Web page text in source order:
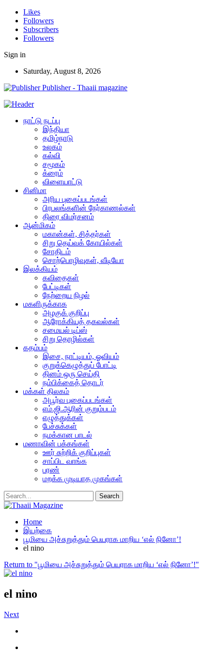
Likes
Followers
Subscribers
Followers
Sign in
Saturday, August 8, 2026
Publisher - Thaaii magazine
நாட்டு நடப்பு
இந்தியா
தமிழ்நாடு
உலகம்
கல்வி
சமூகம்
க்ரைம்
விளையாட்டு
சினிமா
அரிய புகைப்படங்கள்
பிரபலங்களின் நேர்காணல்கள்
திரை விமர்சனம்
ஆன்மிகம்
மகான்கள், சித்தர்கள்
சிறு தெய்வக் கோயில்கள்
சோதிடம்
சொற்பொழிவுகள், வீடியோ
இலக்கியம்
கவிதைகள்
பேட்டிகள்
நேற்றைய நிழல்
மகளிருக்காக
அழகுக் குறிப்பு
ஆரோக்கியத் தகவல்கள்
சமையல் டிப்ஸ்
சிறு தொழில்கள்
கதம்பம்
இசை, நாட்டியம், ஓவியம்
குறுக்கெழுத்துப் போட்டி
தினம் ஒரு செய்தி
நம்பிக்கைத் தொடர்
மக்கள் திலகம்
அபூர்வ புகைப்படங்கள்
எம்.ஜி.ஆரின் குறும்படம்
எழுத்துக்கள்
பேச்சுக்கள்
நமக்கான பாடல்
மணாவின் பக்கங்கள்
ஊர் சுற்றிக் குறிப்புகள்
சாப்பிட வாங்க
பரண்
மறக்க முடியாத முகங்கள்
Home
இயற்கை
பூமியை அச்சுறுத்தும் பெயராக மாறிய ‘எல் நினோ’!
el nino
Return to "பூமியை அச்சுறுத்தும் பெயராக மாறிய ‘எல் நினோ’!"
el nino
Next